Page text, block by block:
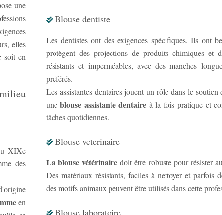
une
elles
soit en
XIXe
des
en
Blouse dentiste
Les dentistes ont des exigences spécifiques. Ils ont
protègent des projections de produits chimiques et
résistants et imperméables, avec des manches
préférés.
Les assistantes dentaires jouent un rôle dans le soutien des dentistes.
une blouse assistante dentaire à la fois pratique et
tâches quotidiennes.
Blouse veterinaire
La blouse vétérinaire doit être robuste pour résister
Des matériaux résistants, faciles à nettoyer et parfois
des motifs animaux peuvent être utilisés dans cette
Blouse laboratoire